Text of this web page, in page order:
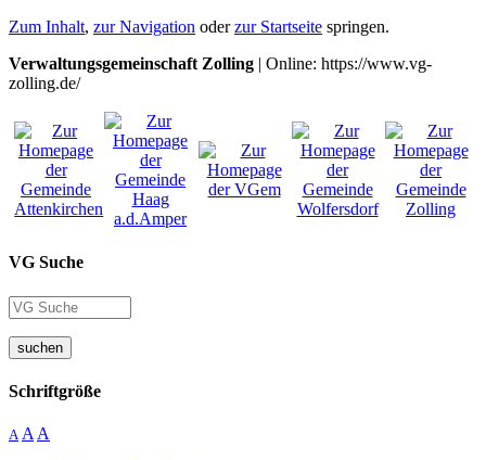
Zum Inhalt, zur Navigation oderzur Startseite springen.
Verwaltungsgemeinschaft Zolling | Online: https://www.vg-
zolling.de/
VG Suche
suchen
Schriftgröße
A A A